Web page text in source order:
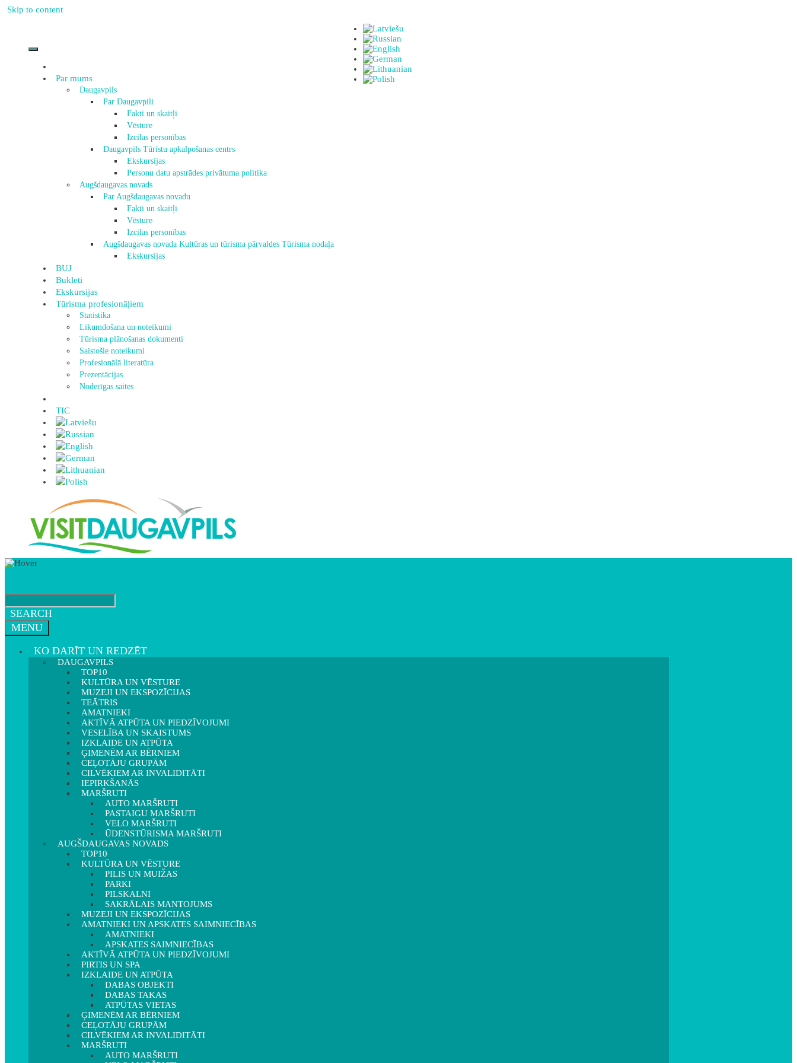
Skip to content
Par mums
Daugavpils
Par Daugavpili
Fakti un skaitļi
Vēsture
Izcilas personības
Daugavpils Tūristu apkalpošanas centrs
Ekskursijas
Personu datu apstrādes privātuma politika
Augšdaugavas novads
Par Augšdaugavas novadu
Fakti un skaitļi
Vēsture
Izcilas personības
Augšdaugavas novada Kultūras un tūrisma pārvaldes Tūrisma nodaļa
Ekskursijas
BUJ
Bukleti
Ekskursijas
Tūrisma profesionāļiem
Statistika
Likumdošana un noteikumi
Tūrisma plānošanas dokumenti
Saistošie noteikumi
Profesionālā literatūra
Prezentācijas
Noderīgas saites
TIC
SEARCH
MENU
KO DARĪT UN REDZĒT
DAUGAVPILS
TOP10
KULTŪRA UN VĒSTURE
MUZEJI UN EKSPOZĪCIJAS
TEĀTRIS
AMATNIEKI
AKTĪVĀ ATPŪTA UN PIEDZĪVOJUMI
VESELĪBA UN SKAISTUMS
IZKLAIDE UN ATPŪTA
ĢIMENĒM AR BĒRNIEM
CEĻOTĀJU GRUPĀM
CILVĒKIEM AR INVALIDITĀTI
IEPIRKŠANĀS
MARŠRUTI
AUTO MARŠRUTI
PASTAIGU MARŠRUTI
VELO MARŠRUTI
ŪDENSTŪRISMA MARŠRUTI
AUGŠDAUGAVAS NOVADS
TOP10
KULTŪRA UN VĒSTURE
PILIS UN MUIŽAS
PARKI
PILSKALNI
SAKRĀLAIS MANTOJUMS
MUZEJI UN EKSPOZĪCIJAS
AMATNIEKI UN APSKATES SAIMNIECĪBAS
AMATNIEKI
APSKATES SAIMNIECĪBAS
AKTĪVĀ ATPŪTA UN PIEDZĪVOJUMI
PIRTIS UN SPA
IZKLAIDE UN ATPŪTA
DABAS OBJEKTI
DABAS TAKAS
ATPŪTAS VIETAS
ĢIMENĒM AR BĒRNIEM
CEĻOTĀJU GRUPĀM
CILVĒKIEM AR INVALIDITĀTI
MARŠRUTI
AUTO MARŠRUTI